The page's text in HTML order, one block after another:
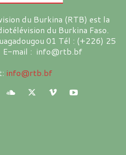
du Burkina (RTB) est la
du Burkina Faso.
01 Tél : (+226) 25
mail : info@rtb.bf
info@rtb.bf